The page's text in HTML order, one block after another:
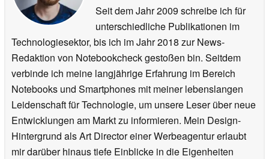
Seit dem Jahr 2009 schreibe ich für
unterschiedliche Publikationen im
Technologiesektor, bis ich im Jahr 2018 zur News-
Redaktion von Notebookcheck gestoßen bin. Seitdem
verbinde ich meine langjährige Erfahrung im Bereich
Notebooks und Smartphones mit meiner lebenslangen
Leidenschaft für Technologie, um unsere Leser über neue
Entwicklungen am Markt zu informieren. Mein Design-
Hintergrund als Art Director einer Werbeagentur erlaubt
mir darüber hinaus tiefe Einblicke in die Eigenheiten